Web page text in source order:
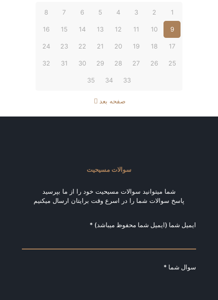
1
2
3
4
5
6
7
8
9
10
11
12
13
14
15
16
17
18
19
20
21
22
23
24
25
26
27
28
29
30
31
32
33
34
35
صفحه بعد
سوالات مسیحیت
شما میتوانید سوالات مسیحیت خود را از ما بپرسید
پاسخ سوالات شما را در اسرع وقت برایتان ارسال میکنیم
ایمیل شما (ایمیل شما محفوظ میباشد) *
سوال شما *